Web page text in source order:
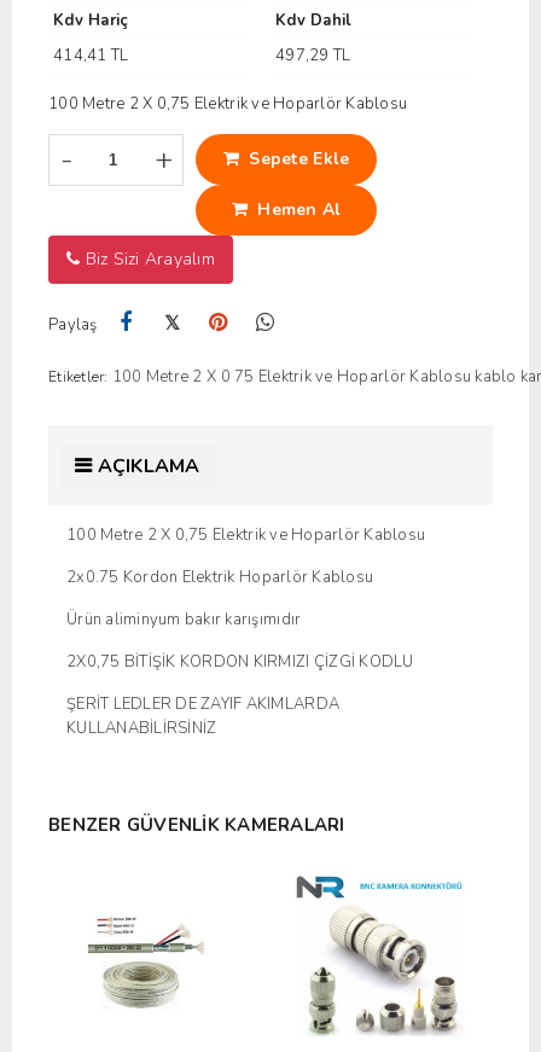
Kdv Hariç
414,41 TL
Kdv Dahil
497,29 TL
100 Metre 2 X 0,75 Elektrik ve Hoparlör Kablosu
- + Sepete Ekle
Hemen Al
Biz Sizi Arayalım
Paylaş 𝕏
Etiketler: 100 Metre 2 X 0 75 Elektrik ve Hoparlör Kablosu kablo
AÇIKLAMA
100 Metre 2 X 0,75 Elektrik ve Hoparlör Kablosu
2x0.75 Kordon Elektrik Hoparlör Kablosu
Ürün aliminyum bakır karışımıdır
2X0,75 BİTİŞİK KORDON KIRMIZI ÇİZGİ KODLU
ŞERİT LEDLER DE ZAYIF AKIMLARDA
KULLANABİLİRSİNİZ
BENZER GÜVENLIK KAMERALARI